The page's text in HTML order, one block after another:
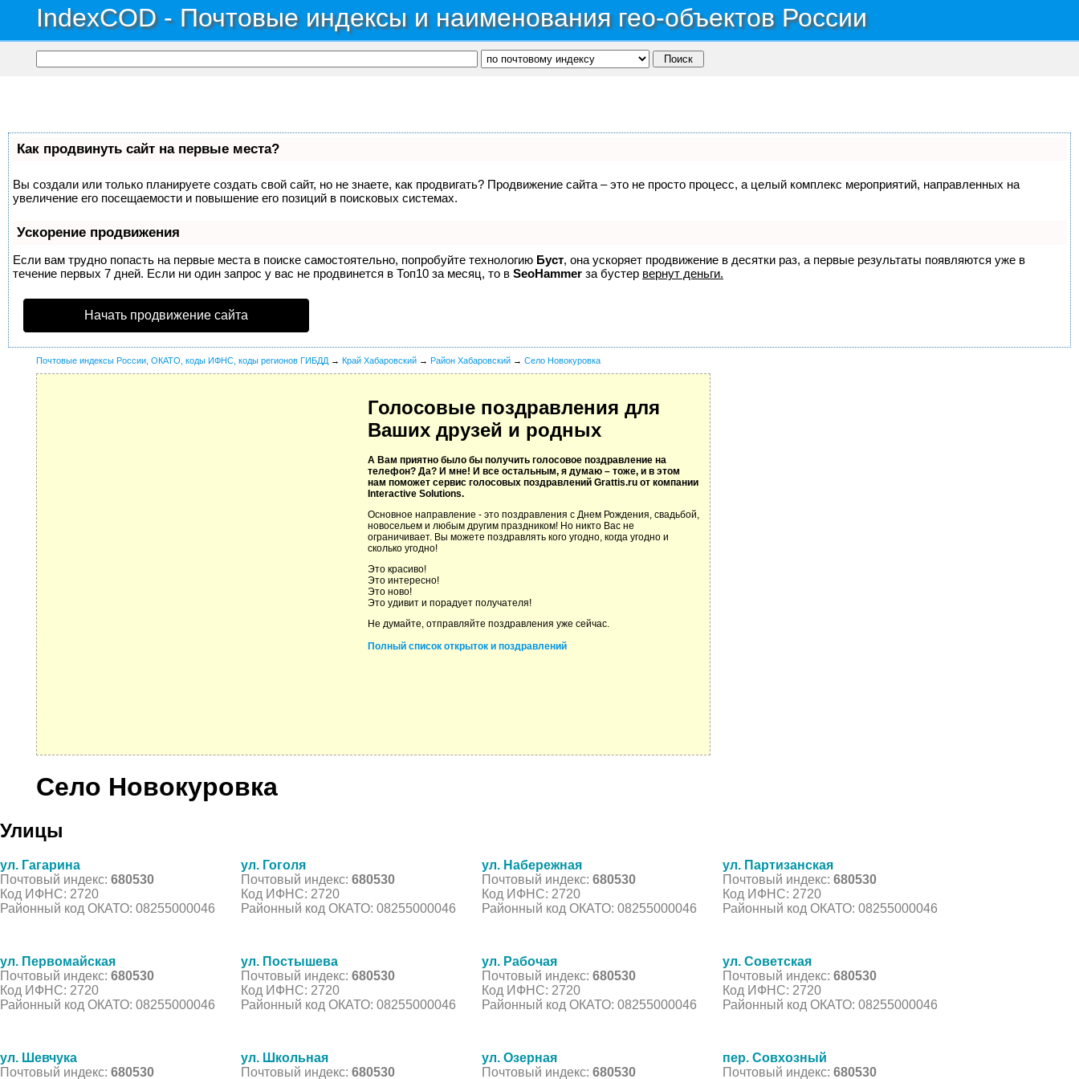
IndexCOD - Почтовые индексы и наименования гео-объектов России
Как продвинуть сайт на первые места?
Вы создали или только планируете создать свой сайт, но не знаете, как продвигать? Продвижение сайта – это не просто процесс, а целый комплекс мероприятий, направленных на
увеличение его посещаемости и повышение его позиций в поисковых системах.
Ускорение продвижения
Если вам трудно попасть на первые места в поиске самостоятельно, попробуйте технологию Буст, она ускоряет продвижение в десятки раз, а первые результаты появляются уже в
течение первых 7 дней. Если ни один запрос у вас не продвинется в Топ10 за месяц, то в SeoHammer за бустер вернут деньги.
Начать продвижение сайта
Почтовые индексы России, ОКАТО, коды ИФНС, коды регионов ГИБДД → Край Хабаровский → Район Хабаровский → Село Новокуровка
Голосовые поздравления для
Ваших друзей и родных
А Вам приятно было бы получить голосовое поздравление на
телефон? Да? И мне! И все остальным, я думаю – тоже, и в этом
нам поможет сервис голосовых поздравлений Grattis.ru от компании
Interactive Solutions.
Основное направление - это поздравления с Днем Рождения, свадьбой,
новосельем и любым другим праздником! Но никто Вас не
ограничивает. Вы можете поздравлять кого угодно, когда угодно и
сколько угодно!
Это красиво!
Это интересно!
Это ново!
Это удивит и порадует получателя!
Не думайте, отправляйте поздравления уже сейчас.
Полный список открыток и поздравлений
Село Новокуровка
Улицы
ул. Гагарина
Почтовый индекс: 680530
Код ИФНС: 2720
Районный код ОКАТО: 08255000046
ул. Гоголя
Почтовый индекс: 680530
Код ИФНС: 2720
Районный код ОКАТО: 08255000046
ул. Набережная
Почтовый индекс: 680530
Код ИФНС: 2720
Районный код ОКАТО: 08255000046
ул. Партизанская
Почтовый индекс: 680530
Код ИФНС: 2720
Районный код ОКАТО: 08255000046
ул. Первомайская
Почтовый индекс: 680530
Код ИФНС: 2720
Районный код ОКАТО: 08255000046
ул. Постышева
Почтовый индекс: 680530
Код ИФНС: 2720
Районный код ОКАТО: 08255000046
ул. Рабочая
Почтовый индекс: 680530
Код ИФНС: 2720
Районный код ОКАТО: 08255000046
ул. Советская
Почтовый индекс: 680530
Код ИФНС: 2720
Районный код ОКАТО: 08255000046
ул. Шевчука
Почтовый индекс: 680530
ул. Школьная
Почтовый индекс: 680530
ул. Озерная
Почтовый индекс: 680530
пер. Совхозный
Почтовый индекс: 680530